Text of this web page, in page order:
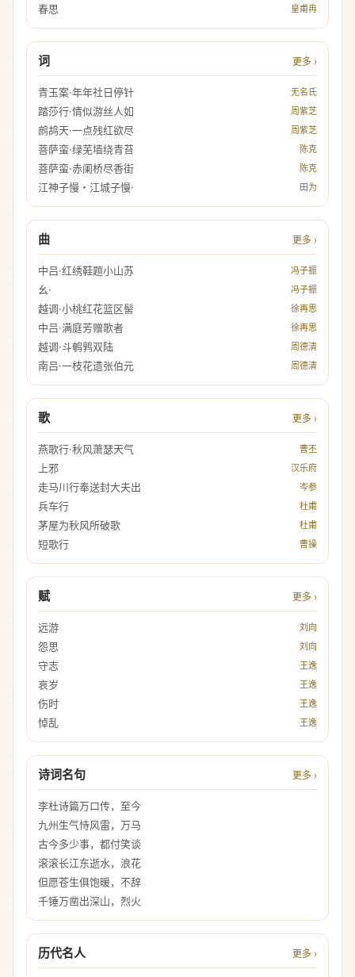
春思 皇甫冉
词 更多 ›
青玉案·年年社日停针 无名氏
踏莎行·情似游丝人如 周紫芝
鹧鸪天·一点残红欲尽 周紫芝
菩萨蛮·绿芜墙绕青苔 陈克
菩萨蛮·赤阑桥尽香街 陈克
江神子慢・江城子慢· 田为
曲 更多 ›
中吕·红绣鞋题小山苏 冯子振
幺· 冯子振
越调·小桃红花篮区髻 徐再思
中吕·满庭芳赠歌者 徐再思
越调·斗鹌鹑双陆 周德清
南吕·一枝花遗张伯元 周德清
歌 更多 ›
燕歌行·秋风萧瑟天气 曹丕
上邪 汉乐府
走马川行奉送封大夫出 岑参
兵车行 杜甫
茅屋为秋风所破歌 杜甫
短歌行 曹操
赋 更多 ›
远游 刘向
怨思 刘向
守志 王逸
哀岁 王逸
伤时 王逸
悼乱 王逸
诗词名句 更多 ›
李杜诗篇万口传，至今
九州生气恃风雷，万马
古今多少事，都付笑谈
滚滚长江东逝水，浪花
但愿苍生俱饱暖，不辞
千锤万凿出深山，烈火
历代名人 更多 ›